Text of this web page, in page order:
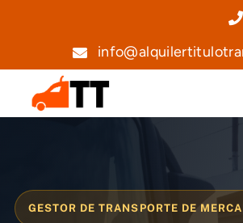
Servicios
GESTOR DE TRANSPORTE DE